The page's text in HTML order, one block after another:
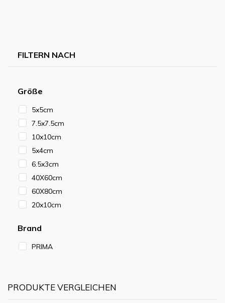
FILTERN NACH
Größe
5x5cm
7.5x7.5cm
10x10cm
5x4cm
6.5x3cm
40X60cm
60X80cm
20x10cm
Brand
PRIMA
PRODUKTE VERGLEICHEN